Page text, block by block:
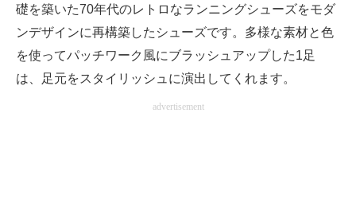
礎を築いた70年代のレトロなランニングシューズをモダ
ンデザインに再構築したシューズです。多様な素材と色
を使ってパッチワーク風にブラッシュアップした1足
は、足元をスタイリッシュに演出してくれます。
advertisement